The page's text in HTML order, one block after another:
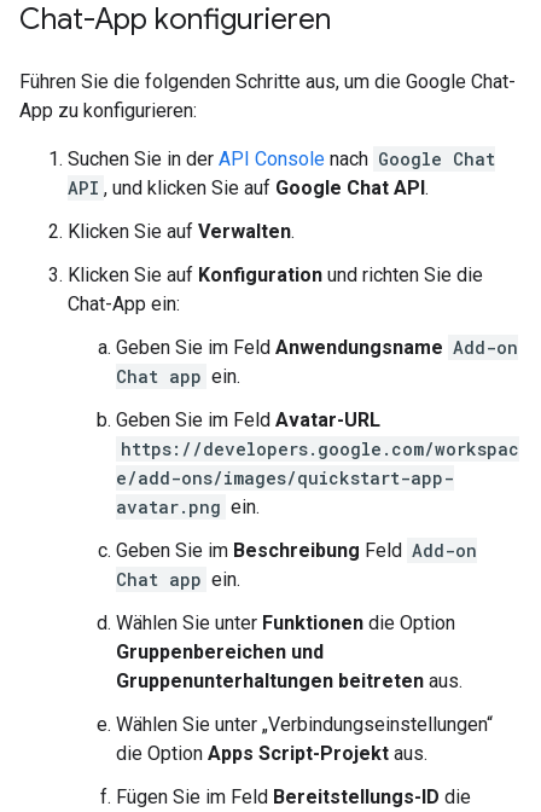
Chat-App konfigurieren
Führen Sie die folgenden Schritte aus, um die Google Chat-
App zu konfigurieren:
Suchen Sie in der API Console nach Google Chat
API , und klicken Sie auf Google Chat API.
Klicken Sie auf Verwalten.
Klicken Sie auf Konfiguration und richten Sie die
Chat-App ein:
Geben Sie im Feld Anwendungsname Add-on
Chat app ein.
Geben Sie im Feld Avatar-URL
https://developers.google.com/workspac
e/add-ons/images/quickstart-app-
avatar.png ein.
Geben Sie im Beschreibung Feld Add-on
Chat app ein.
Wählen Sie unter Funktionen die Option
Gruppenbereichen und
Gruppenunterhaltungen beitreten aus.
Wählen Sie unter „Verbindungseinstellungen“
die Option Apps Script-Projekt aus.
Fügen Sie im Feld Bereitstellungs-ID die